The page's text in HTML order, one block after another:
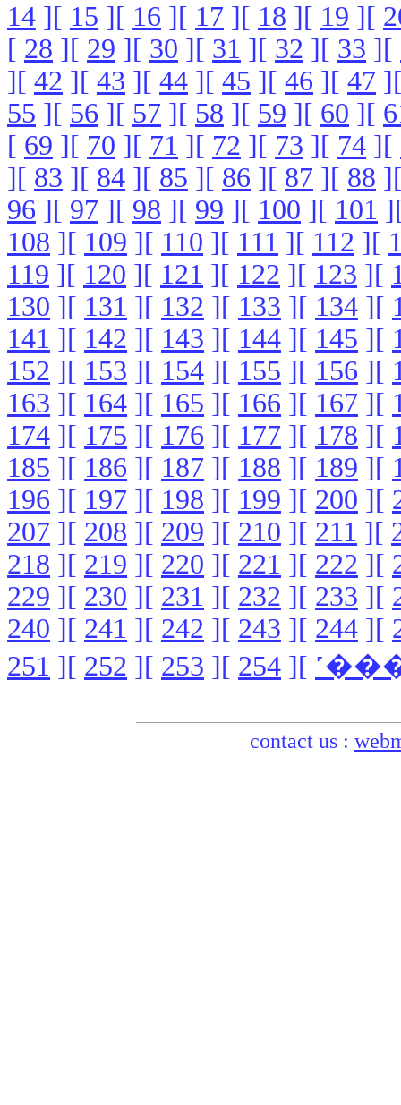
14 ][ 15 ][ 16 ][ 17 ][ 18 ][ 19 ][
[ 28 ][ 29 ][ 30 ][ 31 ][ 32 ][ 33 ][
][ 42 ][ 43 ][ 44 ][ 45 ][ 46 ][ 47
55 ][ 56 ][ 57 ][ 58 ][ 59 ][ 60 ][
[ 69 ][ 70 ][ 71 ][ 72 ][ 73 ][ 74 ][
][ 83 ][ 84 ][ 85 ][ 86 ][ 87 ][ 88
96 ][ 97 ][ 98 ][ 99 ][ 100 ][ 101
108 ][ 109 ][ 110 ][ 111 ][ 112 ][
119 ][ 120 ][ 121 ][ 122 ][ 123 ][
130 ][ 131 ][ 132 ][ 133 ][ 134 ][
141 ][ 142 ][ 143 ][ 144 ][ 145 ][
152 ][ 153 ][ 154 ][ 155 ][ 156 ][
163 ][ 164 ][ 165 ][ 166 ][ 167 ][
174 ][ 175 ][ 176 ][ 177 ][ 178 ][
185 ][ 186 ][ 187 ][ 188 ][ 189 ][
196 ][ 197 ][ 198 ][ 199 ][ 200 ][
207 ][ 208 ][ 209 ][ 210 ][ 211 ][
218 ][ 219 ][ 220 ][ 221 ][ 222 ][
229 ][ 230 ][ 231 ][ 232 ][ 233 ][
240 ][ 241 ][ 242 ][ 243 ][ 244 ][
251 ][ 252 ][ 253 ][ 254 ][
contact us :